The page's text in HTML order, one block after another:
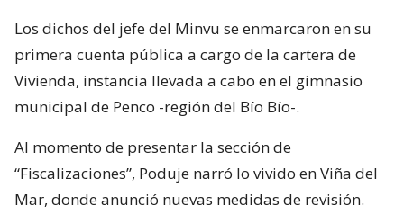
Los dichos del jefe del Minvu se enmarcaron en su
primera cuenta pública a cargo de la cartera de
Vivienda, instancia llevada a cabo en el gimnasio
municipal de Penco -región del Bío Bío-.
Al momento de presentar la sección de
“Fiscalizaciones”, Poduje narró lo vivido en Viña del
Mar, donde anunció nuevas medidas de revisión.